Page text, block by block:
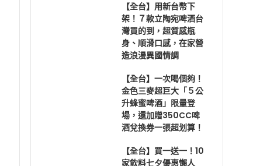
【全台】用新台幣下
架！７款立陶宛啤酒台
灣買的到，超質感瓶
身、順滑口感，在家營
造浪漫異國情調
【全台】一次喝個夠！
金色三麥超巨大「５公
升蜂蜜啤酒」限量登
場，還加贈350CC啤
酒兌換券一張超划算！
【全台】買一送一！10
家飲料七夕優惠懶人